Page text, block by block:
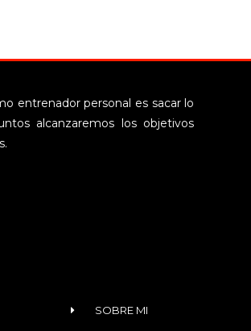
entrenador personal es sacar lo
alcanzaremos los objetivos
SOBRE MI